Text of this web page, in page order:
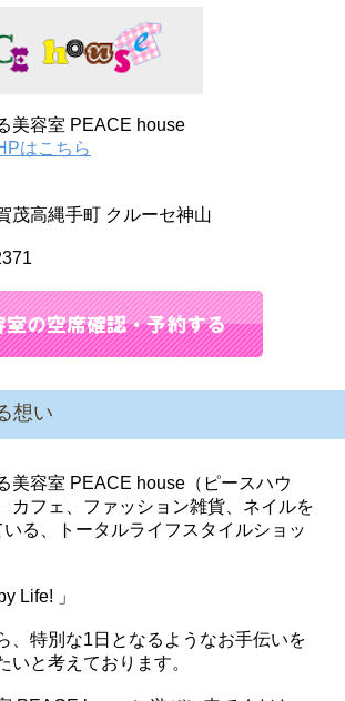
美容室 PEACE house
はこちら
茂高縄手町 クルーセ神山
想い
美容室 PEACE house（ピースハウ
カフェ、ファッション雑貨、ネイルを
る、トータルライフスタイルショッ
Life! 」
、特別な1日となるようなお手伝いを
いと考えております。